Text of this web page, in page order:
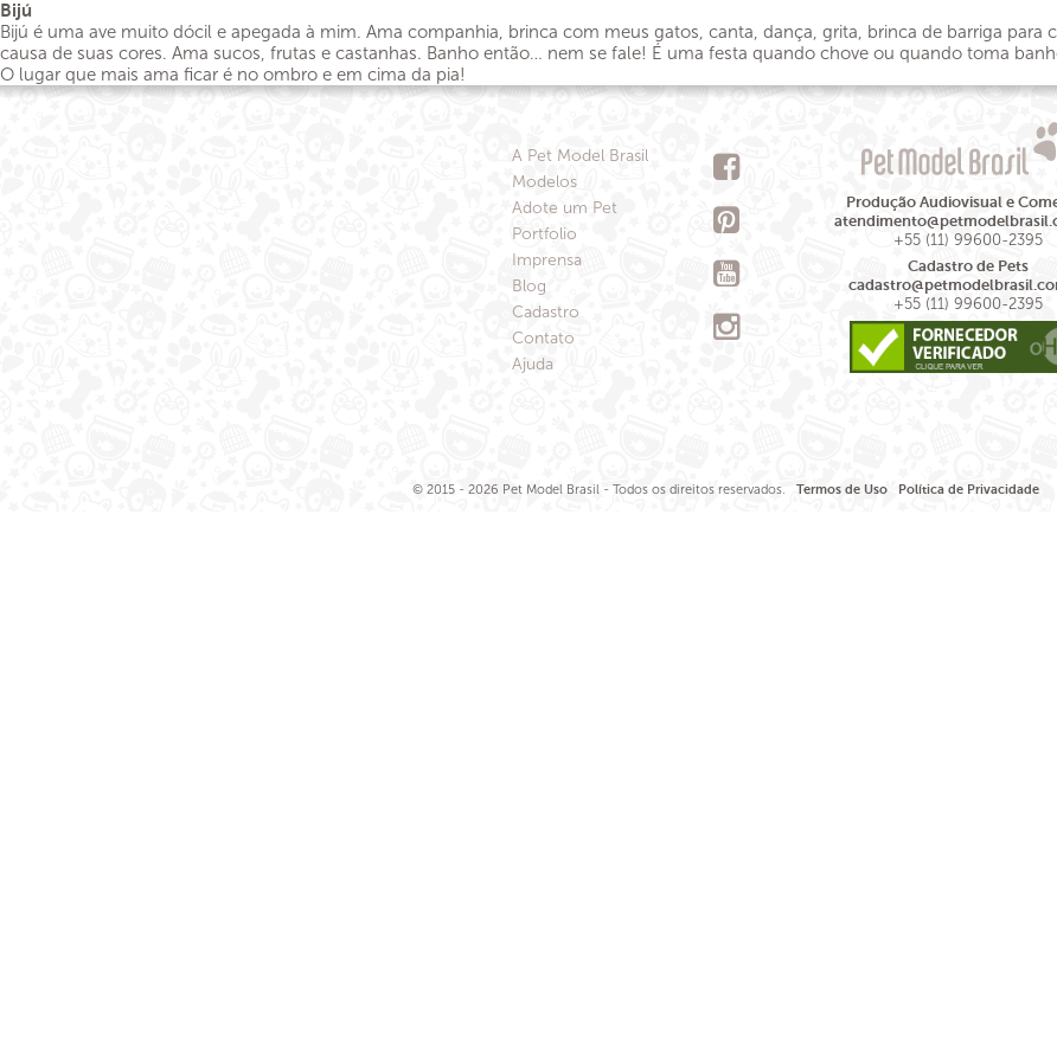
Bijú
Bijú é uma ave muito dócil e apegada à mim. Ama companhia, brinca com meus gatos, canta, dança, grita, brinca de barriga
causa de suas cores. Ama sucos, frutas e castanhas. Banho então… nem se fale! É uma festa quando chove ou quando toma
O lugar que mais ama ficar é no ombro e em cima da pia!
A Pet Model Brasil
Modelos
Adote um Pet
Portfolio
Imprensa
Blog
Cadastro
Contato
Ajuda
Produção Audiovisual e
+55 (11) 99600-2395
Cadastro de Pets
+55 (11) 99600-2395
© 2015 - 2026 Pet Model Brasil - Todos os direitos reservados. Termos de Uso Política de Privacidade